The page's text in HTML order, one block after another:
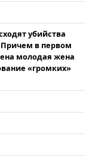
убийства
в первом
молодая жена
«громких»